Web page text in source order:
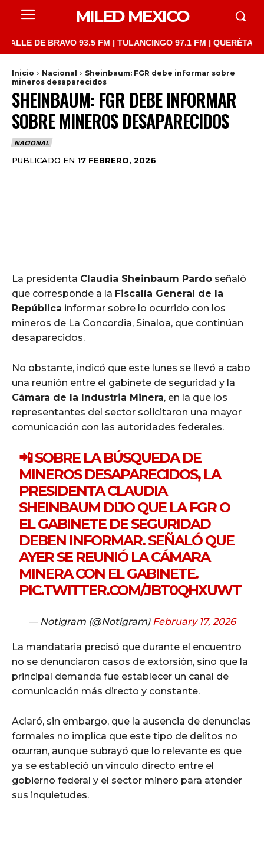
MILED MEXICO
DE BRAVO 93.5 FM | TULANCINGO 97.1 FM | QUERÉTARO
Inicio Nacional
Sheinbaum: FGR debe informar sobre
mineros desaparecidos
SHEINBAUM: FGR DEBE INFORMAR
SOBRE MINEROS DESAPARECIDOS
NACIONAL
PUBLICADO EN 17 FEBRERO, 2026
La presidenta Claudia Sheinbaum Pardo señaló
que corresponde a la Fiscalía General de la
República informar sobre lo ocurrido con los
mineros de La Concordia, Sinaloa, que continúan
desaparecidos.
No obstante, indicó que este lunes se llevó a cabo
una reunión entre el gabinete de seguridad y la
Cámara de la Industria Minera, en la que los
representantes del sector solicitaron una mayor
comunicación con las autoridades federales.
📲 SOBRE LA BÚSQUEDA DE
MINEROS DESAPARECIDOS, LA
PRESIDENTA CLAUDIA
SHEINBAUM DIJO QUE LA FGR O
EL GABINETE DE SEGURIDAD
DEBEN INFORMAR. SEÑALÓ QUE
AYER SE REUNIÓ LA CÁMARA
MINERA CON EL GABINETE.
PIC.TWITTER.COM/JBT0QHXUWT
— Notigram (@Notigram) February 17, 2026
La mandataria precisó que durante el encuentro
no se denunciaron casos de extorsión, sino que la
principal demanda fue establecer un canal de
comunicación más directo y constante.
Aclaró, sin embargo, que la ausencia de denuncias
formales no implica que este tipo de delitos no
ocurran, aunque subrayó que lo relevante es que
ya se estableció un vínculo directo entre el
gobierno federal y el sector minero para atender
sus inquietudes.